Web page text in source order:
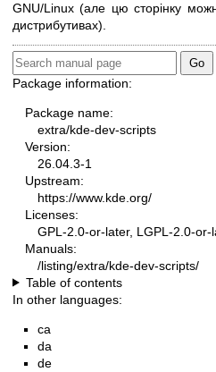
GNU/Linux (але цю сторінку
дистрибутивах).
Package information:
Package name:
extra/kde-dev-scripts
Version:
26.04.3-1
Upstream:
https://www.kde.org/
Licenses:
GPL-2.0-or-later, LGPL-2.0-or-
Manuals:
/listing/extra/kde-dev-scripts/
Table of contents
In other languages:
ca
da
de